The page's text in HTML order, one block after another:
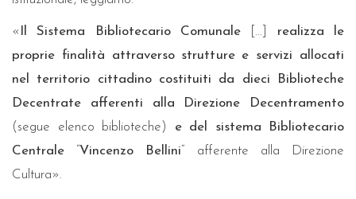
« Il Sistema Bibliotecario Comunale […] realizza le
proprie finalità attraverso strutture e servizi allocati
nel territorio cittadino costituiti da dieci Biblioteche
Decentrate afferenti alla Direzione Decentramento
(segue elenco biblioteche) e del sistema Bibliotecario
Centrale “Vincenzo Bellini” afferente alla Direzione
Cultura».